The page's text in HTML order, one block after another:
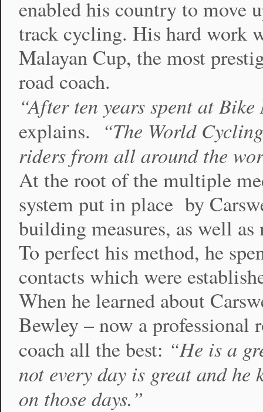
enabled his country to move
track cycling. His hard work
Malayan Cup, the most
road coach.
“After ten years spent at
explains. “The World
riders from all around the
At the root of the multiple
system put in place by
building measures, as well
To perfect his method, he
contacts which were
When he learned about
Bewley – now a
coach all the best: “He is a
not every day is great and
on those days.”